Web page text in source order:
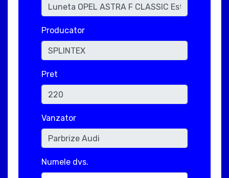
Producator
Pret
Vanzator
Numele dvs.